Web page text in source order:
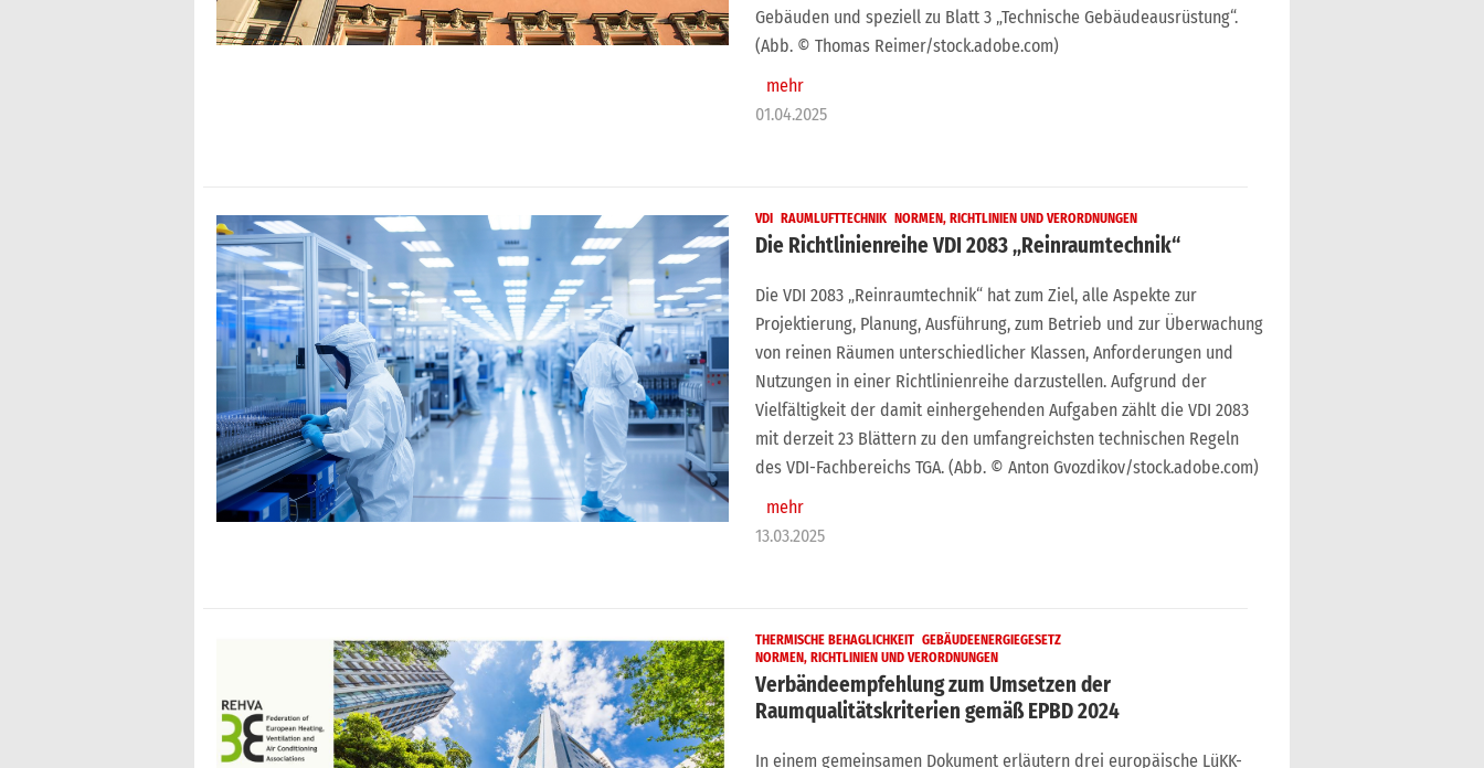
Gebäuden und speziell zu Blatt 3 „Technische Gebäudeausrüstung“.
(Abb. © Thomas Reimer/stock.adobe.com)
mehr
01.04.2025
VDI RAUMLUFTTECHNIK NORMEN, RICHTLINIEN UND VERORDNUNGEN
Die Richtlinienreihe VDI 2083 „Reinraumtechnik“
Die VDI 2083 „Reinraumtechnik“ hat zum Ziel, alle Aspekte zur
Projektierung, Planung, Ausführung, zum Betrieb und zur Überwachung
von reinen Räumen unterschiedlicher Klassen, Anforderungen und
Nutzungen in einer Richtlinienreihe darzustellen. Aufgrund der
Vielfältigkeit der damit einhergehenden Aufgaben zählt die VDI 2083
mit derzeit 23 Blättern zu den umfangreichsten technischen Regeln
des VDI-Fachbereichs TGA. (Abb. © Anton Gvozdikov/stock.adobe.com)
mehr
13.03.2025
THERMISCHE BEHAGLICHKEIT GEBÄUDEENERGIEGESETZ
NORMEN, RICHTLINIEN UND VERORDNUNGEN
Verbändeempfehlung zum Umsetzen der
Raumqualitätskriterien gemäß EPBD 2024
In einem gemeinsamen Dokument erläutern drei europäische LüKK-